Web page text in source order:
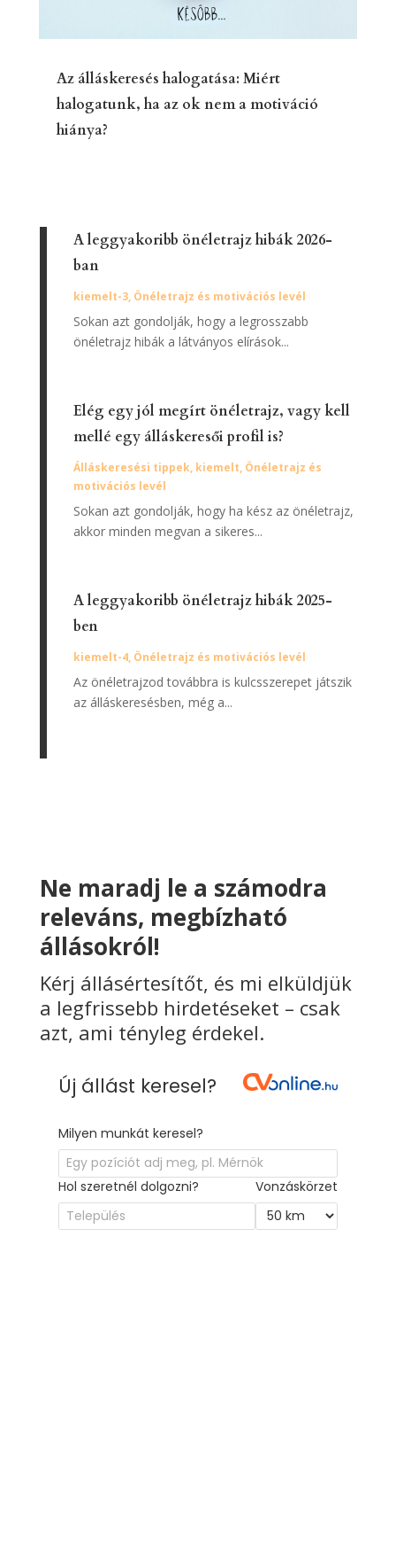
Az álláskeresés halogatása: Miért
halogatunk, ha az ok nem a motiváció
hiánya?
A leggyakoribb önéletrajz hibák 2026-
ban
kiemelt-3, Önéletrajz és motivációs levél
Sokan azt gondolják, hogy a legrosszabb
önéletrajz hibák a látványos elírások...
Elég egy jól megírt önéletrajz, vagy kell
mellé egy álláskeresői profil is?
Álláskeresési tippek, kiemelt, Önéletrajz és
motivációs levél
Sokan azt gondolják, hogy ha kész az önéletrajz,
akkor minden megvan a sikeres...
A leggyakoribb önéletrajz hibák 2025-
ben
kiemelt-4, Önéletrajz és motivációs levél
Az önéletrajzod továbbra is kulcsszerepet játszik
az álláskeresésben, még a...
Ne maradj le a számodra
releváns, megbízható
állásokról!
Kérj állásértesítőt, és mi elküldjük
a legfrissebb hirdetéseket – csak
azt, ami tényleg érdekel.